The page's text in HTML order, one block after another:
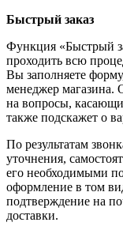
Быстрый заказ
Функция «Быстрый
проходить всю
Вы заполняете
менеджер магазина.
на вопросы,
также подскажет о
По результатам
уточнения,
его необходимыми
оформление в том
подтверждение на
доставки.